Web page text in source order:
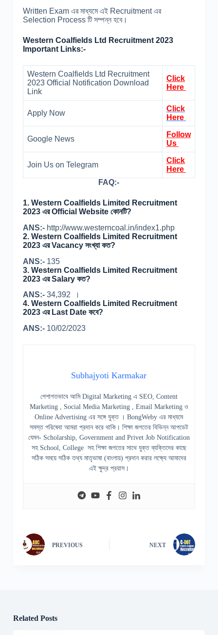
Written Exam এর মাধ্যমে এই Recruitment এর
Selection Process টি সম্পন্ন হবে।
Western Coalfields Ltd Recruitment 2023
Important Links:-
Western Coalfields Ltd Recruitment
2023 Official Notification Download
Link
Click
Here
Apply Now
Click
Here
Google News
Follow
Us
Join Us on Telegram
Click
Here
FAQ:-
1. Western Coalfields Limited Recruitment
2023 এর Official Website কোনটি?
ANS:-http://www.westerncoal.in/index1.php
2. Western Coalfields Limited Recruitment
2023 এর Vacancy সংখ্যা কত?
ANS:- 135
3. Western Coalfields Limited Recruitment
2023 এর Salary কত?
ANS:-34,392 ।
4. Western Coalfields Limited Recruitment
2023 এর Last Date কবে?
ANS:-10/02/2023
Subhajyoti Karmakar
পেশাগতভাবে আমি Digital Marketing এ SEO, Content
Marketing , Social Media Marketing , Email Marketing ও
Online Advertising এর সঙ্গে যুক্ত । BongWeby এর মাধ্যমে
সমস্ত পরিষেবা আমরা প্রদান করে থাকি। শিক্ষা জগতের বিভিন্ন আপডেট
যেমন- Scholarship, Government and Privet Job Notification
সহ School, College সহ শিক্ষা জগতের সাথে যুক্ত ব্যক্তিদের কাছে
সঠিক সময়ে সঠিক তথ্য মাতৃভাষা (বাংলায়) প্রদান করার লক্ষ্যে আমাদের
এই ক্ষুদ্র প্রয়াস।
PREVIOUS NEXT
Related Posts